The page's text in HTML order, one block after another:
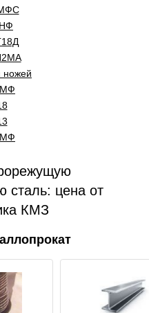
ножей
сталь: цена от
КМЗ